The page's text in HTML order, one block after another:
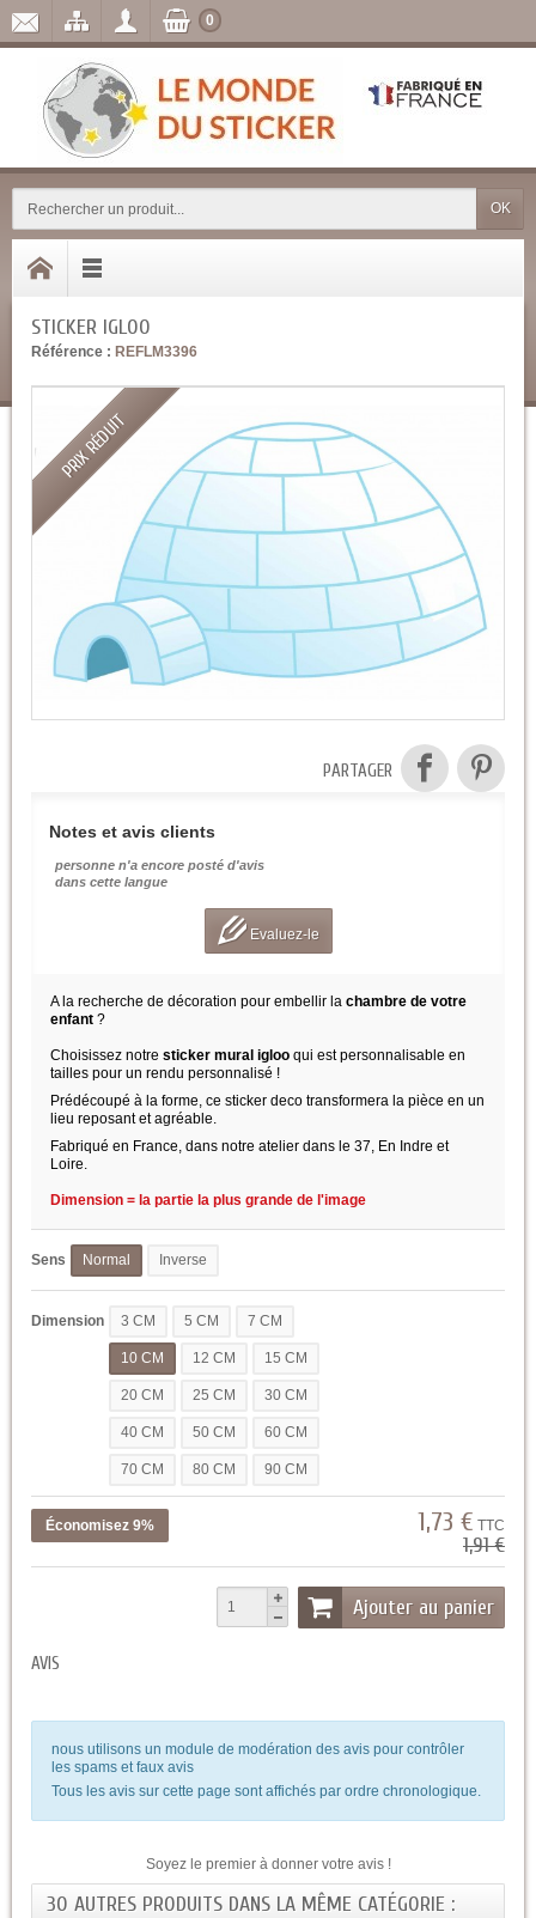
OK
0
STICKER IGLOO
Référence : REFLM3396
PRIX RÉDUIT
PARTAGER
Notes et avis clients
personne n'a encore posté d'avis
dans cette langue
Evaluez-le
A la recherche de décoration pour embellir la chambre de votre
enfant ?
Choisissez notre sticker mural igloo qui est personnalisable en
tailles pour un rendu personnalisé !
Prédécoupé à la forme, ce sticker deco transformera la pièce en un
lieu reposant et agréable.
Fabriqué en France, dans notre atelier dans le 37, En Indre et
Loire.
Dimension = la partie la plus grande de l'image
Sens Normal Inverse
Dimension 3 CM 5 CM 7 CM
10 CM 12 CM 15 CM
20 CM 25 CM 30 CM
40 CM 50 CM 60 CM
70 CM 80 CM 90 CM
Économisez 9% 1,73 € TTC
1,91 €
Ajouter au panier
AVIS
nous utilisons un module de modération des avis pour contrôler
les spams et faux avis
Tous les avis sur cette page sont affichés par ordre chronologique.
Soyez le premier à donner votre avis !
30 AUTRES PRODUITS DANS LA MÊME CATÉGORIE :